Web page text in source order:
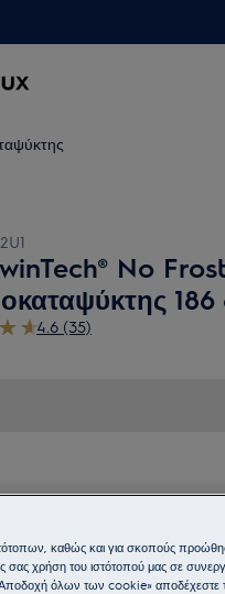
No Frost
186
4.6 (35)
καθώς και για σκοπούς
σας χρήση του ιστότοπού μας σε
όλων των cookie» αποδέχεστε